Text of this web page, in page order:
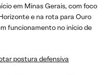
em Minas Gerais, com foco
e na rota para Ouro
funcionamento no início de
postura defensiva